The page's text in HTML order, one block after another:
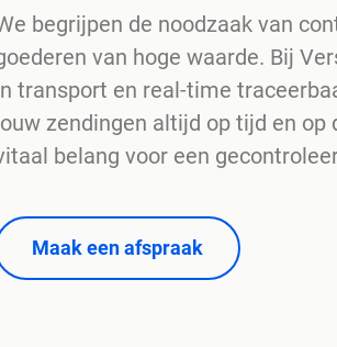
begrijpen de noodzaak van
van hoge waarde. Bij
transport en real-time
zendingen altijd op tijd en
belang voor een
Maak een afspraak